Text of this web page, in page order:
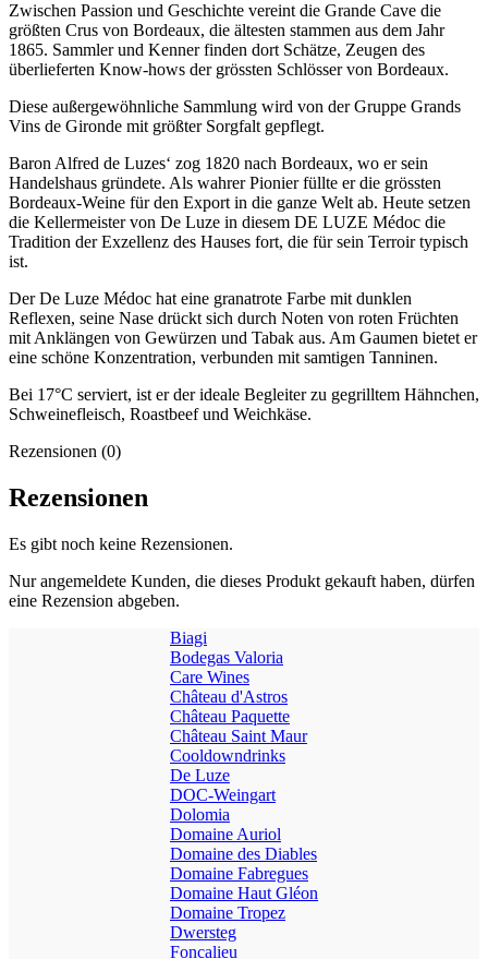
Zwischen Passion und Geschichte vereint die Grande Cave die
größten Crus von Bordeaux, die ältesten stammen aus dem Jahr
1865. Sammler und Kenner finden dort Schätze, Zeugen des
überlieferten Know-hows der grössten Schlösser von Bordeaux.
Diese außergewöhnliche Sammlung wird von der Gruppe Grands
Vins de Gironde mit größter Sorgfalt gepflegt.
Baron Alfred de Luzes‘ zog 1820 nach Bordeaux, wo er sein
Handelshaus gründete. Als wahrer Pionier füllte er die grössten
Bordeaux-Weine für den Export in die ganze Welt ab. Heute setzen
die Kellermeister von De Luze in diesem DE LUZE Médoc die
Tradition der Exzellenz des Hauses fort, die für sein Terroir typisch
ist.
Der De Luze Médoc hat eine granatrote Farbe mit dunklen
Reflexen, seine Nase drückt sich durch Noten von roten Früchten
mit Anklängen von Gewürzen und Tabak aus. Am Gaumen bietet er
eine schöne Konzentration, verbunden mit samtigen Tanninen.
Bei 17°C serviert, ist er der ideale Begleiter zu gegrilltem Hähnchen,
Schweinefleisch, Roastbeef und Weichkäse.
Rezensionen (0)
Rezensionen
Es gibt noch keine Rezensionen.
Nur angemeldete Kunden, die dieses Produkt gekauft haben, dürfen
eine Rezension abgeben.
Biagi
Bodegas Valoria
Care Wines
Château d'Astros
Château Paquette
Château Saint Maur
Cooldowndrinks
De Luze
DOC-Weingart
Dolomia
Domaine Auriol
Domaine des Diables
Domaine Fabregues
Domaine Haut Gléon
Domaine Tropez
Dwersteg
Foncalieu